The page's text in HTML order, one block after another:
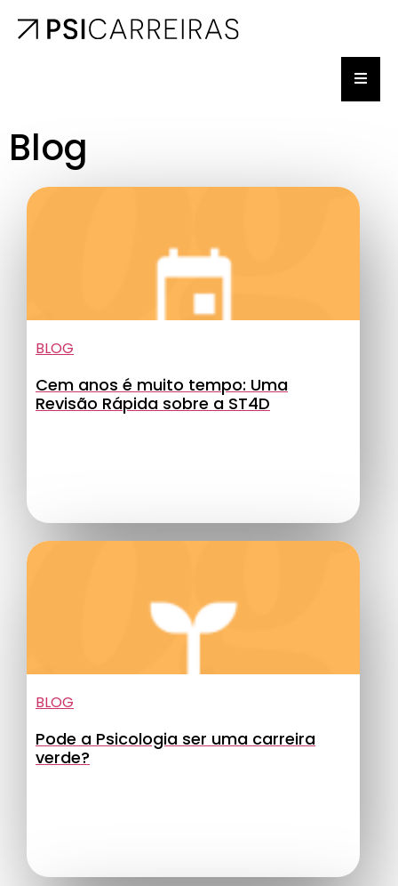
Blog
BLOG
Cem anos é muito tempo: Uma
Revisão Rápida sobre a ST4D
BLOG
Pode a Psicologia ser uma carreira
verde?